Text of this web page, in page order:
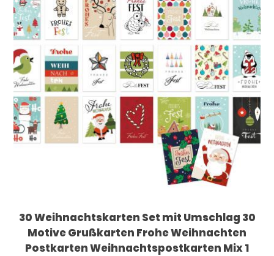
30 Weihnachtskarten Set mit Umschlag 30
Motive Grußkarten Frohe Weihnachten
Postkarten Weihnachtspostkarten Mix 1